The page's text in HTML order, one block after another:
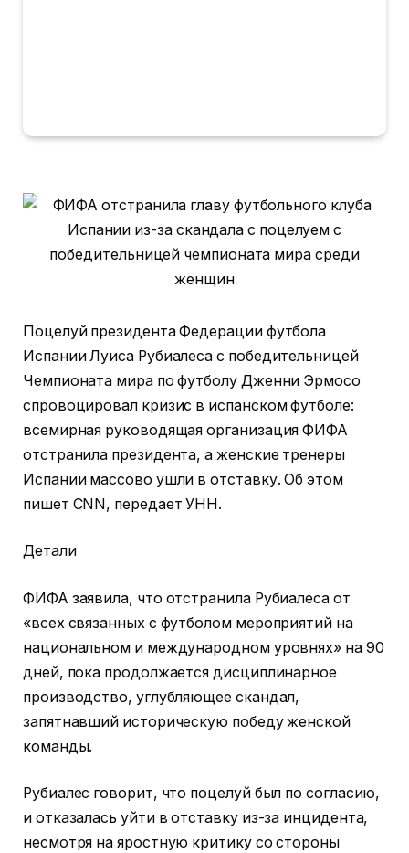
Поцелуй президента Федерации футбола
Испании Луиса Рубиалеса с победительницей
Чемпионата мира по футболу Дженни Эрмосо
спровоцировал кризис в испанском футболе:
всемирная руководящая организация ФИФА
отстранила президента, а женские тренеры
Испании массово ушли в отставку. Об этом
пишет CNN, передает УНН.
Детали
ФИФА заявила, что отстранила Рубиалеса от
«всех связанных с футболом мероприятий на
национальном и международном уровнях» на 90
дней, пока продолжается дисциплинарное
производство, углубляющее скандал,
запятнавший историческую победу женской
команды.
Рубиалес говорит, что поцелуй был по согласию,
и отказалась уйти в отставку из-за инцидента,
несмотря на яростную критику со стороны